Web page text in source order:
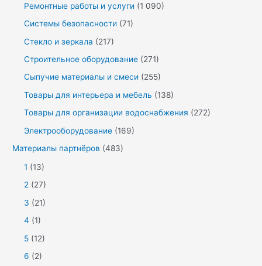
Ремонтные работы и услуги (1 090)
Системы безопасности (71)
Стекло и зеркала (217)
Строительное оборудование (271)
Сыпучие материалы и смеси (255)
Товары для интерьера и мебель (138)
Товары для организации водоснабжения (272)
Электрооборудование (169)
Материалы партнёров (483)
1 (13)
2 (27)
3 (21)
4 (1)
5 (12)
6 (2)